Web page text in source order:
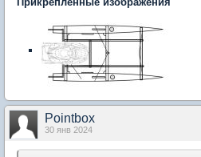
Pointbox
30 янв 2024